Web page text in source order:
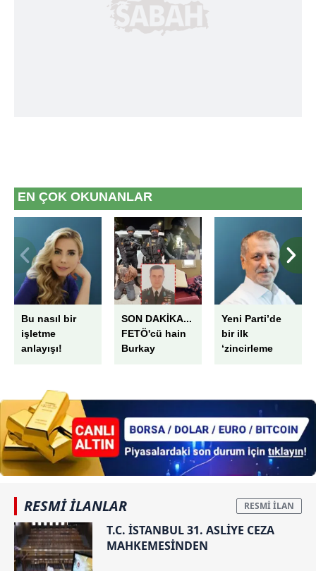
EN ÇOK OKUNANLAR
Bu nasıl bir
işletme
anlayışı!
SON DAKİKA...
FETÖ'cü hain
Burkay
gözaltında:
Yurt dışına
kaçmasına
yardım ettiği
Yeni Parti’de
bir ilk
‘zincirleme
RESMİ İLANLAR
T.C. İSTANBUL 31. ASLİYE CEZA
MAHKEMESİNDEN